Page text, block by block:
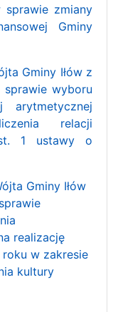
zmiany
Gminy
Gminy Iłów z
wyboru
arytmetycznej
relacji
1 ustawy o
Gminy Iłów
realizację
w zakresie
kultury